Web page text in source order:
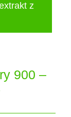
z
900 –